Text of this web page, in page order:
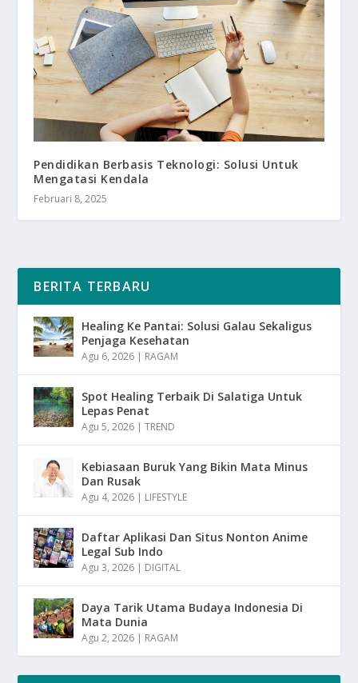
Pendidikan Berbasis Teknologi: Solusi Untuk
Mengatasi Kendala
Februari 8, 2025
BERITA TERBARU
Healing Ke Pantai: Solusi Galau Sekaligus
Penjaga Kesehatan
Agu 6, 2026 | RAGAM
Spot Healing Terbaik Di Salatiga Untuk
Lepas Penat
Agu 5, 2026 |TREND
Kebiasaan Buruk Yang Bikin Mata Minus
Dan Rusak
Agu 4, 2026 | LIFESTYLE
Daftar Aplikasi Dan Situs Nonton Anime
Legal Sub Indo
Agu 3, 2026 | DIGITAL
Daya Tarik Utama Budaya Indonesia Di
Mata Dunia
Agu 2, 2026 | RAGAM